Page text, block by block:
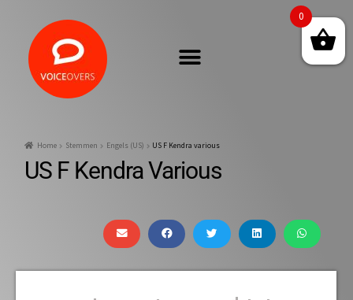
Home Stemmen Engels (US) US F Kendra various
US F Kendra Various
0